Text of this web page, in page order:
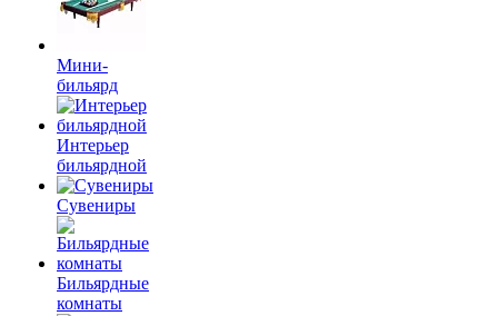
Мини-
бильярд
Интерьер
бильярдной
Сувениры
Бильярдные
комнаты